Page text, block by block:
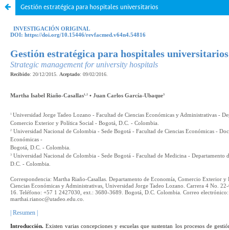
Gestión estratégica para hospitales universitarios